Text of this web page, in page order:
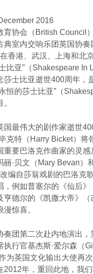
2016
育协会（British Council
典室内交响乐团英国协
香港、武汉、上海和北
比亚”（Shakespeare In
莎士比亚逝世400周年，
恒的莎士比亚”（
国最伟大的剧作家逝世
克特（Harry Bicket）将
重要巴洛克作曲家的灵
丽·贝文（Mary Bevan）
编自莎翁戏剧的巴洛克
，例如普塞尔的《仙后》
亨德尔的《凯撒大帝》
惊喜。
奏团第二次赴内地演出
执行官基杰斯·爱尔森（
为英国文化输出大使再
2012年，重回此地，我